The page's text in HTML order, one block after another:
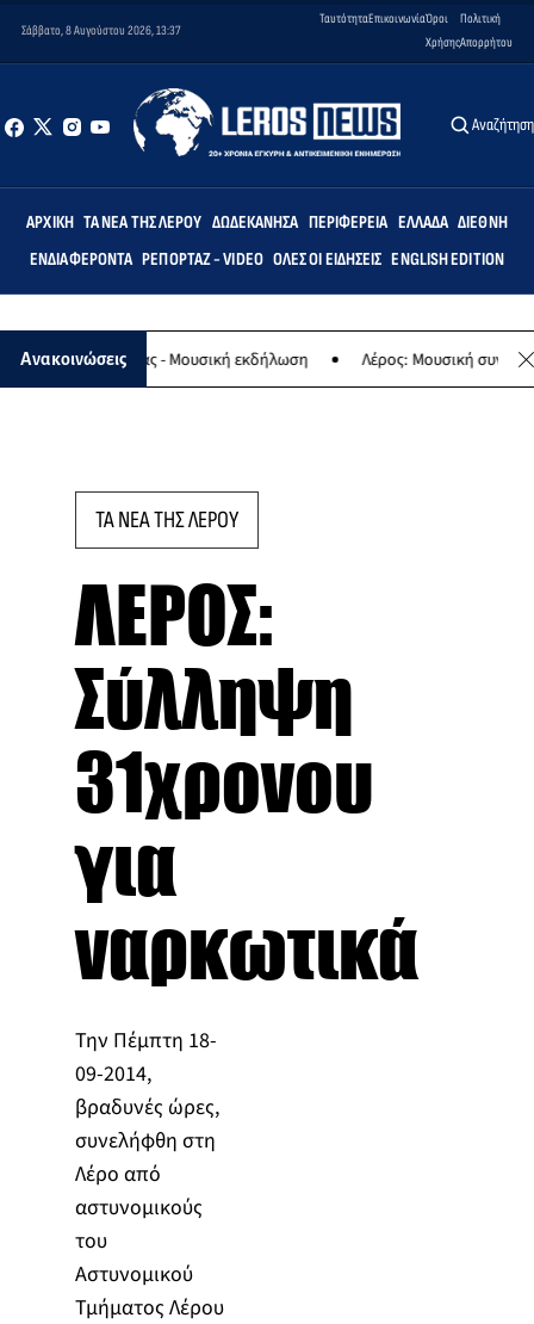
Σάββατο, 8 Αυγούστου 2026, 13:37
ΤαυτότηταΕπικοινωνίαΌροι
Χρήσης
Πολιτική
Απορρήτου
Αναζήτηση
ΑΡΧΙΚΉ ΤΑ ΝΈΑ ΤΗΣ ΛΈΡΟΥ ΔΩΔΕΚΆΝΗΣΑ ΠΕΡΙΦΈΡΕΙΑ ΕΛΛΆΔΑ ΔΙΕΘΝΉ
ΕΝΔΙΑΦΈΡΟΝΤΑ ΡΕΠΟΡΤΆΖ - VIDEO ΌΛΕΣ ΟΙ ΕΙΔΉΣΕΙΣ ENGLISH EDITION
Ανακοινώσεις
της Παναγίας - Μουσική εκδήλωση Λέρος: Μουσική συναυλία
ΤΑ ΝΕΑ ΤΗΣ ΛΕΡΟΥ
ΛΕΡΟΣ:
Σύλληψη
31χρονου
για
ναρκωτικά
Την Πέμπτη 18-
09-2014,
βραδυνές ώρες,
συνελήφθη στη
Λέρο από
αστυνομικούς
του
Αστυνομικού
Τμήματος Λέρου